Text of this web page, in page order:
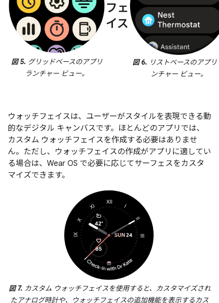
図 5. グリッドベースのアプリ
ランチャー ビュー。
図 6. リストベースのアプリ
ンチャー ビュー。
フェ
イス
ウォッチフェイスは、ユーザーがスタイルを表現できる動
的なデジタル キャンバスです。ほとんどのアプリでは、
カスタム ウォッチフェイスを作成する必要はありませ
ん。ただし、ウォッチフェイスの作成がアプリに適してい
る場合は、Wear OS で必要に応じてサーフェスをカスタ
マイズできます。
図 7. カスタム ウォッチフェイスを使用すると、カスタマイズされ
たアナログ時計や、ウォッチフェイスの追加機能を表示するカス